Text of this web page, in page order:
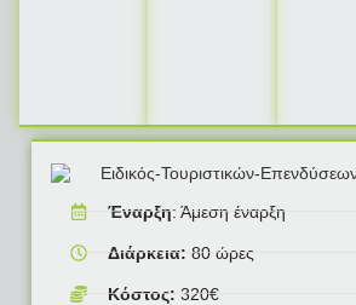
Έναρξη: Άμεση έναρξη
Διάρκεια: 80 ώρες
Κόστος: 320€